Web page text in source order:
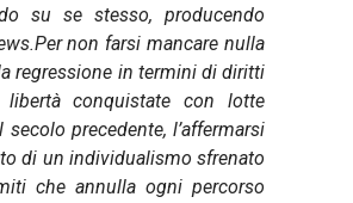
su se stesso, producendo
non farsi mancare nulla
regressione in termini di diritti
conquistate con lotte
secolo precedente, l’affermarsi
di un individualismo sfrenato
che annulla ogni percorso